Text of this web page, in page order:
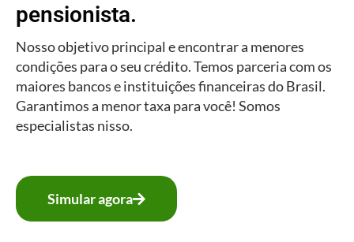
pensionista.
Nosso objetivo principal e encontrar a menores
condições para o seu crédito. Temos parceria com os
maiores bancos e instituições financeiras do Brasil.
Garantimos a menor taxa para você! Somos
especialistas nisso.
Simular agora